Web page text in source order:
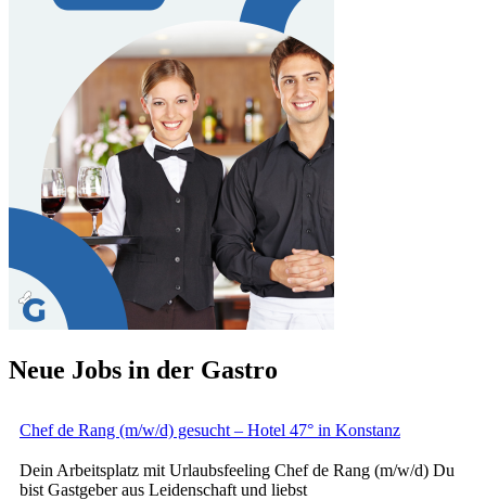
Neue Jobs in der Gastro
Chef de Rang (m/w/d) gesucht – Hotel 47° in Konstanz
Dein Arbeitsplatz mit Urlaubsfeeling Chef de Rang (m/w/d) Du
bist Gastgeber aus Leidenschaft und liebst